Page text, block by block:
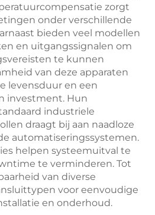
zorgt
onder verschillende
bieden veel modellen
en uitgangssignalen om
te kunnen
van deze apparaten
levensduur en een
investment. Hun
industriele
draagt bij aan naadloze
automatiseringssystemen.
helpen systeemuitval te
te verminderen. Tot
van diverse
voor eenvoudige
en onderhoud.